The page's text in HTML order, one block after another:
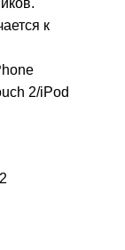
к
2/iPod